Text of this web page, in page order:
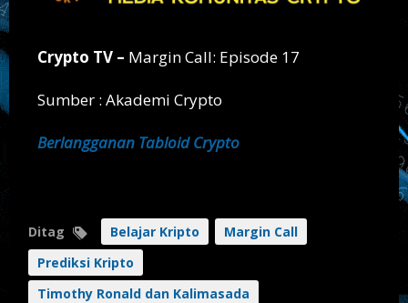
Crypto TV – Margin Call: Episode 17
Sumber : Akademi Crypto
Berlangganan Tabloid Crypto
Ditag Belajar Kripto
Margin Call
Prediksi Kripto
Timothy Ronald dan Kalimasada